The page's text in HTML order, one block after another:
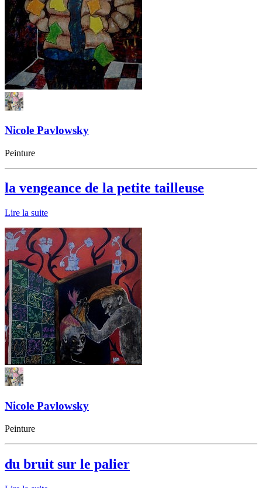
Nicole Pavlowsky
Peinture
la vengeance de la petite tailleuse
Lire la suite
Nicole Pavlowsky
Peinture
du bruit sur le palier